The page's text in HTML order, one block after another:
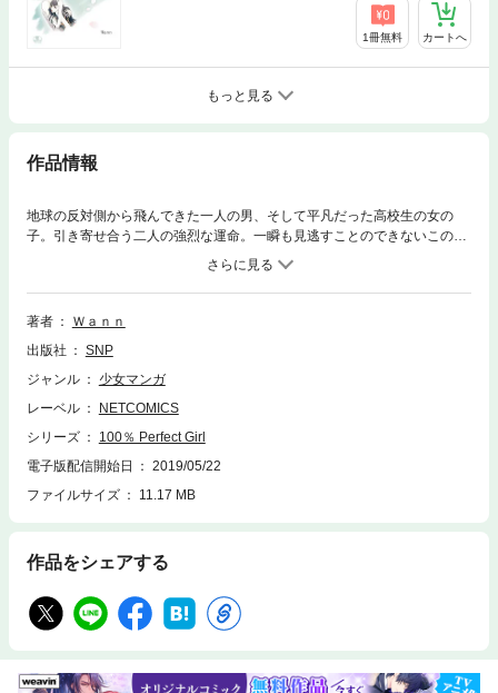
1冊無料 カートへ
もっと見る
作品情報
地球の反対側から飛んできた一人の男、そして平凡だった高校生の女の
子。引き寄せ合う二人の強烈な運命。一瞬も見逃すことのできないこの世
で最高の初恋が始まる。韓国【Webtoon】の人気作品を再構成した日本仕
著者
Ｗａｎｎ
出版社
SNP
ジャンル
少女マンガ
レーベル
NETCOMICS
シリーズ
100％ Perfect Girl
電子版配信開始日
2019/05/22
ファイルサイズ
11.17 MB
作品をシェアする